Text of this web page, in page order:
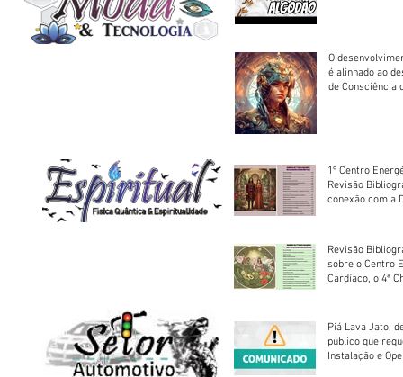
O
é alinhado ao
de Consciência
1º Centro
Revisão
conexão com a
Revisão
sobre o Centro
Cardíaco, o 4ª
Piá Lava Jato,
público que
Instalação e